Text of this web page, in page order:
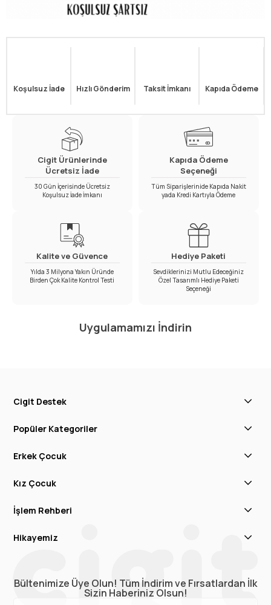
Koşulsuz İade Hızlı Gönderim Taksit İmkanı Kapıda Ödeme
Cigit Ürünlerinde
Ücretsiz İade
30 Gün İçerisinde Ücretsiz
Koşulsuz İade İmkanı
Kapıda Ödeme
Seçeneği
Tüm Siparişlerinide Kapıda Nakit
yada Kredi Kartıyla Ödeme
Kalite ve Güvence
Yılda 3 Milyona Yakın Üründe
Birden Çok Kalite Kontrol Testi
Hediye Paketi
Sevdiklerinizi Mutlu Edeceğiniz
Özel Tasarımlı Hediye Paketi
Seçeneği
Uygulamamızı İndirin
Cigit Destek
Popüler Kategoriler
Erkek Çocuk
Kız Çocuk
İşlem Rehberi
Hikayemiz
Bültenimize Üye Olun! Tüm İndirim ve Fırsatlardan İlk
Sizin Haberiniz Olsun!